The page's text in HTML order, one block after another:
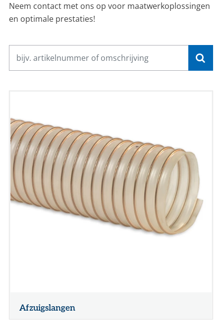
Neem contact met ons op voor maatwerkoplossingen
en optimale prestaties!
Afzuigslangen